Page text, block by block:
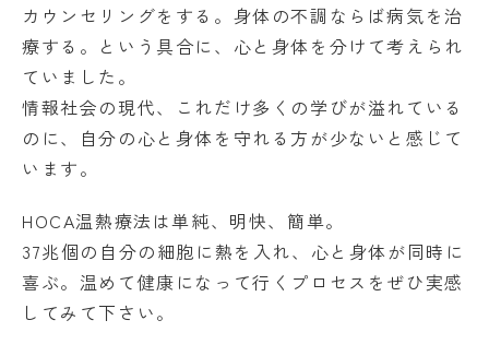
カウンセリングをする。身体の不調ならば病気を治
療する。という具合に、心と身体を分けて考えられ
ていました。
情報社会の現代、これだけ多くの学びが溢れている
のに、自分の心と身体を守れる方が少ないと感じて
います。
HOCA温熱療法 は単純、明快、簡単。
37兆個の自分の細胞に熱を入れ、心と身体が同時に
喜ぶ。温めて健康になって行くプロセスをぜひ実感
してみて下さい。